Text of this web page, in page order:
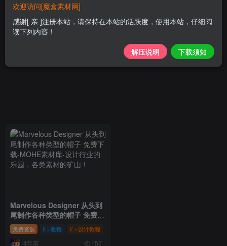
Marvelous Designer 从头到
尾制作各种类型的帽子 免费下
载Artstation – Marvelous
Designer Hats – 3D
Fashion Design Course
免费资源 教程 设计教程
4年前 152
欢迎访问[魔盒素材网]
感谢[ 亲 ]注册本站，请保持在本站的活跃度，使用本站，仔细阅
读下列内容！
解压说明 下载须知